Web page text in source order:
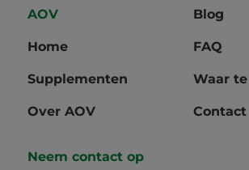
AOV
Home
Supplementen
Over AOV
Blog
FAQ
Waar
Contact
Neem contact op